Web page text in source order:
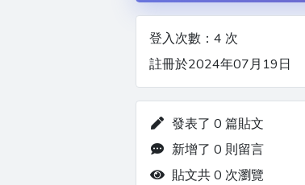
登入次數：4 次
註冊於2024年07月19日
發表了 0 篇貼文
新增了 0 則留言
貼文共 0 次瀏覽